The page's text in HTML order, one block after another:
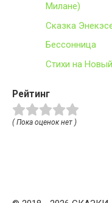
Милане)
Сказка
Бессонница
Стихи на
Рейтинг
( Пока оценок нет )